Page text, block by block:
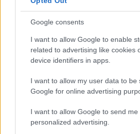
Google consents
I want to allow Google to enable
related to advertising like cookies
device identifiers in apps.
I want to allow my user data to be
Google for online advertising
I want to allow Google to send me
personalized advertising.
Continua a leggere